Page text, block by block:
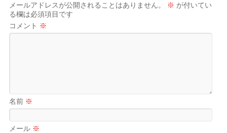
メールアドレスが公開されることはありません。 ※ が付いてい
る欄は必須項目です
コメント ※
名前 ※
メール ※